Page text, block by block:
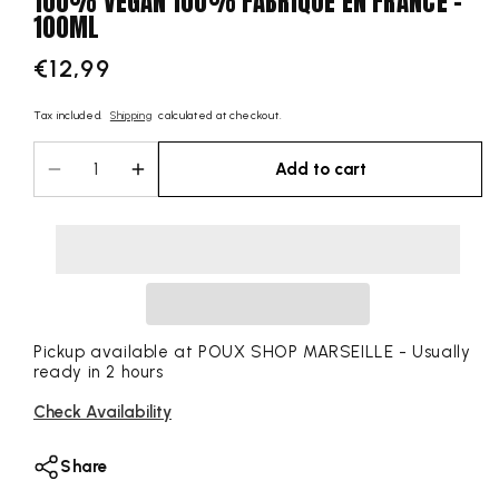
100ML
Regular
€12,99
Tax included. Shipping calculated at checkout.
Decrease
quantity
D&#39;ARGAN
100%
NATURELLE
100%
VEGAN
100%
FABRIQUÉ
Increase
quantity
D&#39;ARGAN
100%
NATURELLE
100%
VEGAN
Add to cart
Pickup available at POUX SHOP MARSEILLE - Usually
ready in 2 hours
Check Availability
Share